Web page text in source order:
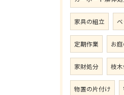
家具の組立
定期作業 お
家財処分 枝
物置の片付け